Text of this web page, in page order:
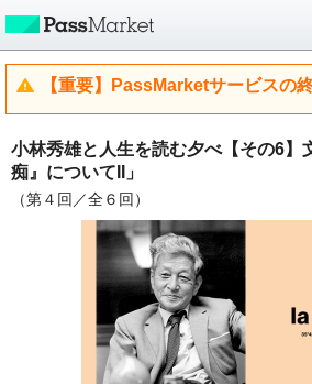
【重要】PassMarketサービスの
小林秀雄と人生を読む夕べ【その6】
痴』についてII」
（第４回／全６回）